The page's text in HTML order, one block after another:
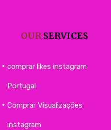
OURSERVICES
comprar likes instagram
Portugal
Comprar Visualizações
instagram